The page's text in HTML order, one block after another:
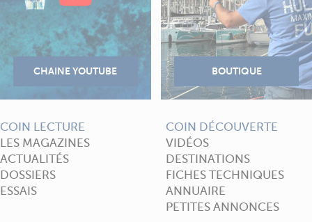
COIN LECTURE
LES MAGAZINES
ACTUALITÉS
DOSSIERS
ESSAIS
COIN DÉCOUVERTE
VIDÉOS
DESTINATIONS
FICHES TECHNIQUES
ANNUAIRE
PETITES ANNONCES